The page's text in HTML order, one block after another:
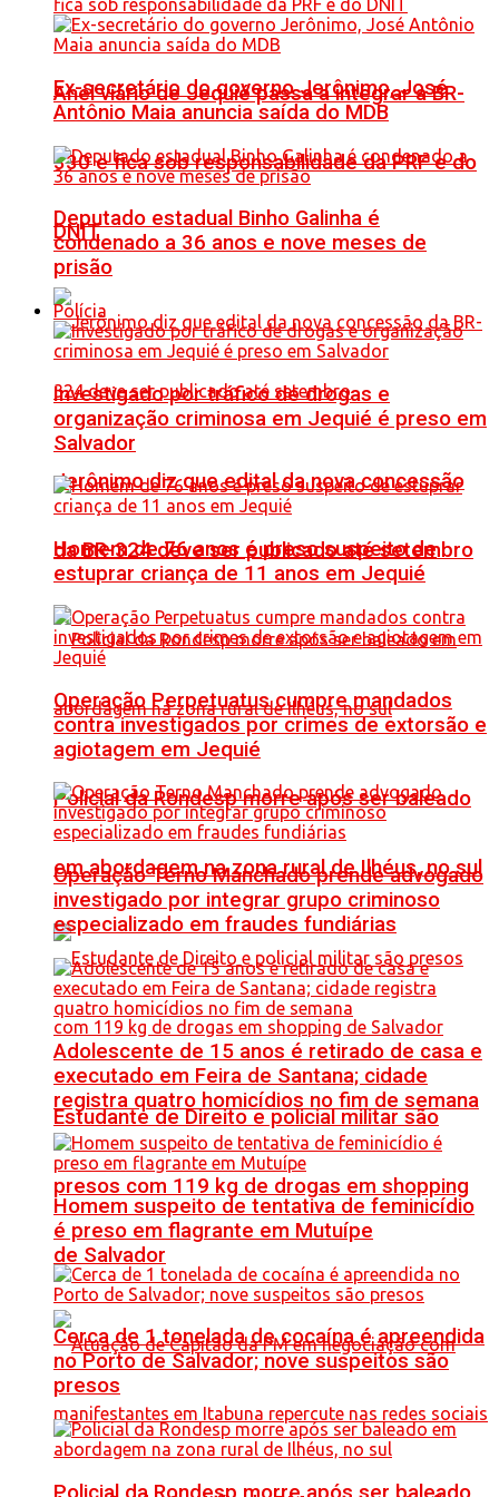
Anel viário de Jequié passa a integrar a BR-
330 e fica sob responsabilidade da PRF e do
DNIT
Jerônimo diz que edital da nova concessão
da BR-324 deve ser publicado até setembro
Policial da Rondesp morre após ser baleado
em abordagem na zona rural de Ilhéus, no sul
Estudante de Direito e policial militar são
presos com 119 kg de drogas em shopping
de Salvador
Ex-secretário do governo Jerônimo, José
Antônio Maia anuncia saída do MDB
Deputado estadual Binho Galinha é
condenado a 36 anos e nove meses de
prisão
Polícia
Investigado por tráfico de drogas e
organização criminosa em Jequié é preso em
Salvador
Homem de 76 anos é preso suspeito de
estuprar criança de 11 anos em Jequié
Operação Perpetuatus cumpre mandados
contra investigados por crimes de extorsão e
agiotagem em Jequié
Operação Terno Manchado prende advogado
investigado por integrar grupo criminoso
especializado em fraudes fundiárias
Adolescente de 15 anos é retirado de casa e
executado em Feira de Santana; cidade
registra quatro homicídios no fim de semana
Homem suspeito de tentativa de feminicídio
é preso em flagrante em Mutuípe
Cerca de 1 tonelada de cocaína é apreendida
no Porto de Salvador; nove suspeitos são
presos